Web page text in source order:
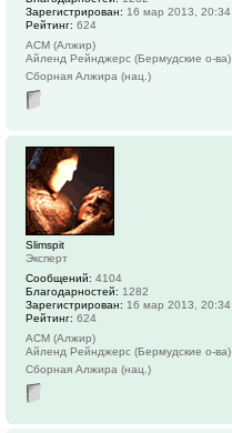
Зарегистрирован: 16 мар 2013, 20:34
Рейтинг: 624
АСМ (Алжир)
Айленд Рейнджерс (Бермудские о-ва)
Сборная Алжира (нац.)
Slimspit
Эксперт
Сообщений: 4104
Благодарностей: 1282
Зарегистрирован: 16 мар 2013, 20:34
Рейтинг: 624
АСМ (Алжир)
Айленд Рейнджерс (Бермудские о-ва)
Сборная Алжира (нац.)